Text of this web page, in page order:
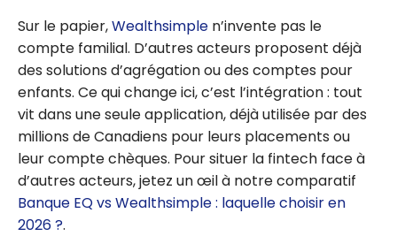
Sur le papier,Wealthsimple n’invente pas le
compte familial. D’autres acteurs proposent déjà
des solutions d’agrégation ou des comptes pour
enfants. Ce qui change ici, c’est l’intégration : tout
vit dans une seule application, déjà utilisée par des
millions de Canadiens pour leurs placements ou
leur compte chèques. Pour situer la fintech face à
d’autres acteurs, jetez un œil à notre comparatif
Banque EQ vs Wealthsimple : laquelle choisir en
2026 ?.